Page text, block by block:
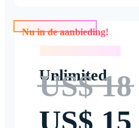
Nu in de aanbieding!
Unlimited
US$ 18
US$ 15